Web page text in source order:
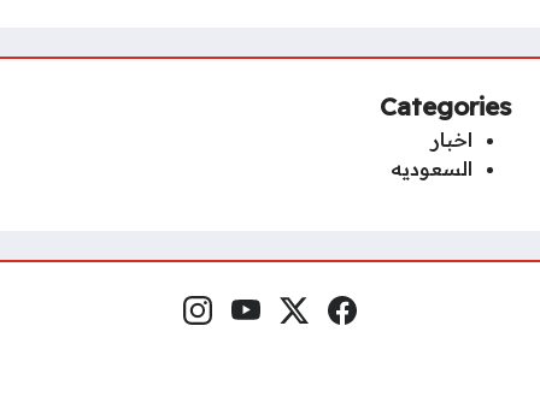
Categories
اخبار
السعوديه
مواقع التواصل فيسبوكمنصة إكس
يوتيوبإنستغرام